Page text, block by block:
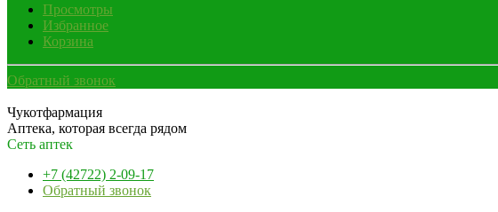
Просмотры
Избранное
Корзина
Обратный звонок
Чукотфармация
Аптека, которая всегда рядом
Сеть аптек
+7 (42722) 2-09-17
Обратный звонок